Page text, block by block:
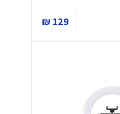
129 ₪